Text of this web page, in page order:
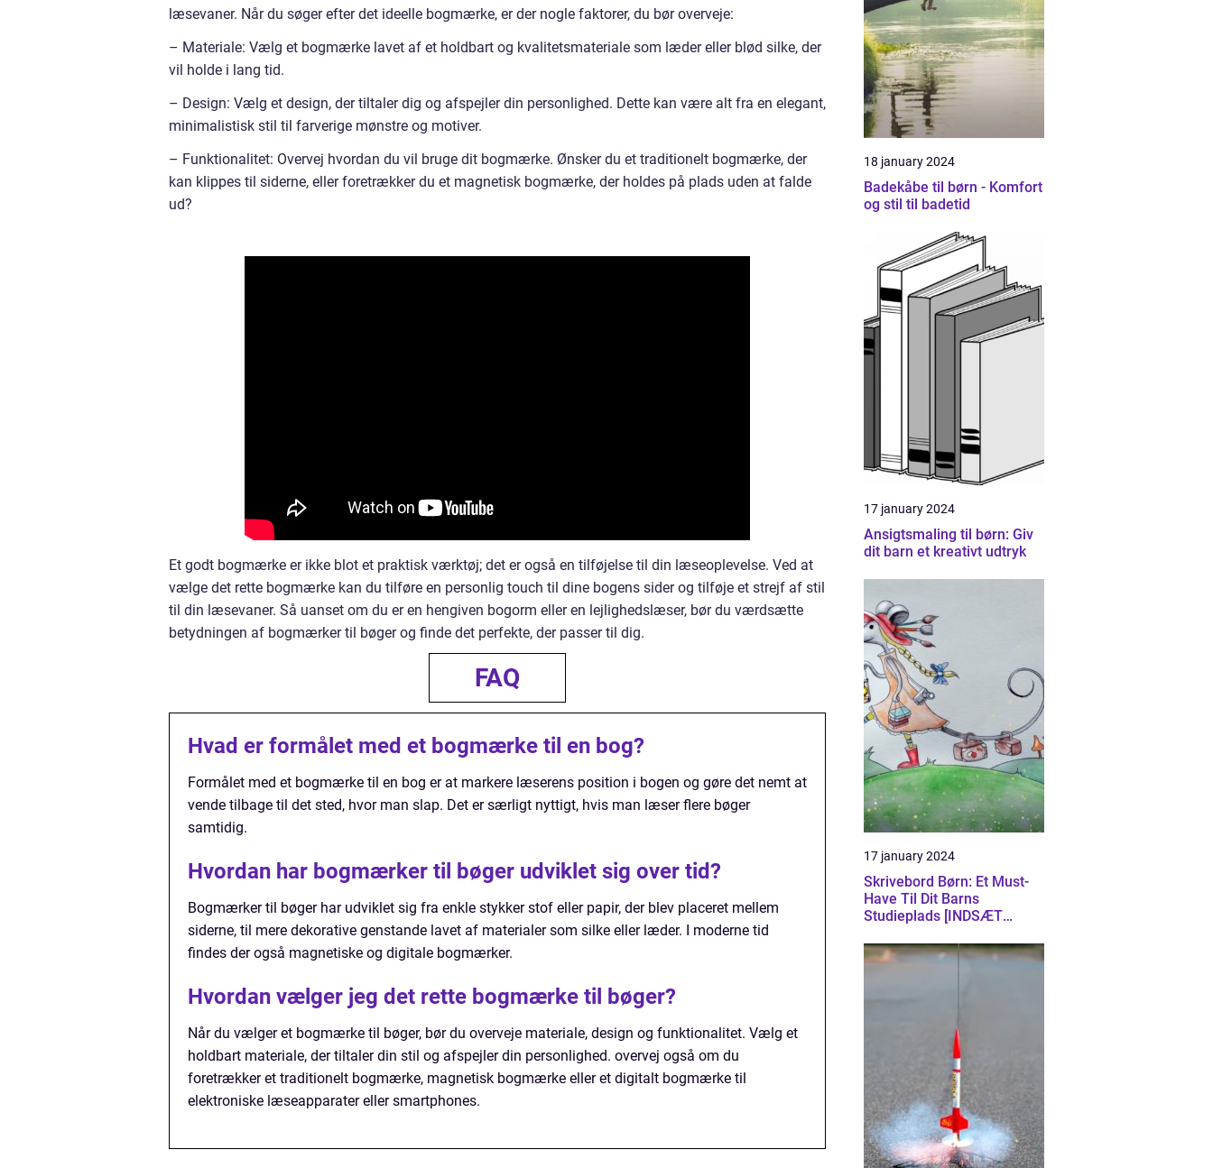
læsevaner. Når du søger efter det ideelle bogmærke, er der nogle faktorer, du bør overveje:
– Materiale: Vælg et bogmærke lavet af et holdbart og kvalitetsmateriale som læder eller blød silke, der
vil holde i lang tid.
– Design: Vælg et design, der tiltaler dig og afspejler din personlighed. Dette kan være alt fra en elegant,
minimalistisk stil til farverige mønstre og motiver.
– Funktionalitet: Overvej hvordan du vil bruge dit bogmærke. Ønsker du et traditionelt bogmærke, der
kan klippes til siderne, eller foretrækker du et magnetisk bogmærke, der holdes på plads uden at falde
ud?
Et godt bogmærke er ikke blot et praktisk værktøj; det er også en tilføjelse til din læseoplevelse. Ved at
vælge det rette bogmærke kan du tilføre en personlig touch til dine bogens sider og tilføje et strejf af stil
til din læsevaner. Så uanset om du er en hengiven bogorm eller en lejlighedslæser, bør du værdsætte
betydningen af bogmærker til bøger og finde det perfekte, der passer til dig.
FAQ
Hvad er formålet med et bogmærke til en bog?
Formålet med et bogmærke til en bog er at markere læserens position i bogen og gøre det nemt at
vende tilbage til det sted, hvor man slap. Det er særligt nyttigt, hvis man læser flere bøger
samtidig.
Hvordan har bogmærker til bøger udviklet sig over tid?
Bogmærker til bøger har udviklet sig fra enkle stykker stof eller papir, der blev placeret mellem
siderne, til mere dekorative genstande lavet af materialer som silke eller læder. I moderne tid
findes der også magnetiske og digitale bogmærker.
Hvordan vælger jeg det rette bogmærke til bøger?
Når du vælger et bogmærke til bøger, bør du overveje materiale, design og funktionalitet. Vælg et
holdbart materiale, der tiltaler din stil og afspejler din personlighed. overvej også om du
foretrækker et traditionelt bogmærke, magnetisk bogmærke eller et digitalt bogmærke til
elektroniske læseapparater eller smartphones.
18 january 2024
Badekåbe til børn - Komfort
og stil til badetid
17 january 2024
Ansigtsmaling til børn: Giv
dit barn et kreativt udtryk
17 january 2024
Skrivebord Børn: Et Must-
Have Til Dit Barns
Studieplads [INDSÆT